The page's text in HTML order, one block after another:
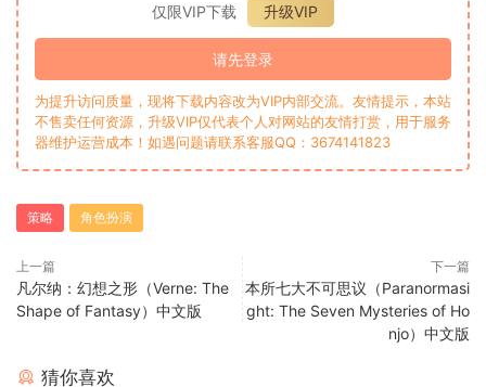
仅限VIP下载
升级VIP
请先登录
为提升访问质量，现将下载内容改为VIP内部交流。友情提示，本站
不售卖任何资源，升级VIP仅代表个人对网站的友情打赏，用于服务
器维护运营成本！如遇问题请联系客服QQ：3674141823
策略 角色扮演
上一篇
凡尔纳：幻想之形（Verne: The
Shape of Fantasy）中文版
下一篇
本所七大不可思议（Paranormasi
ght: The Seven Mysteries of Ho
njo）中文版
猜你喜欢